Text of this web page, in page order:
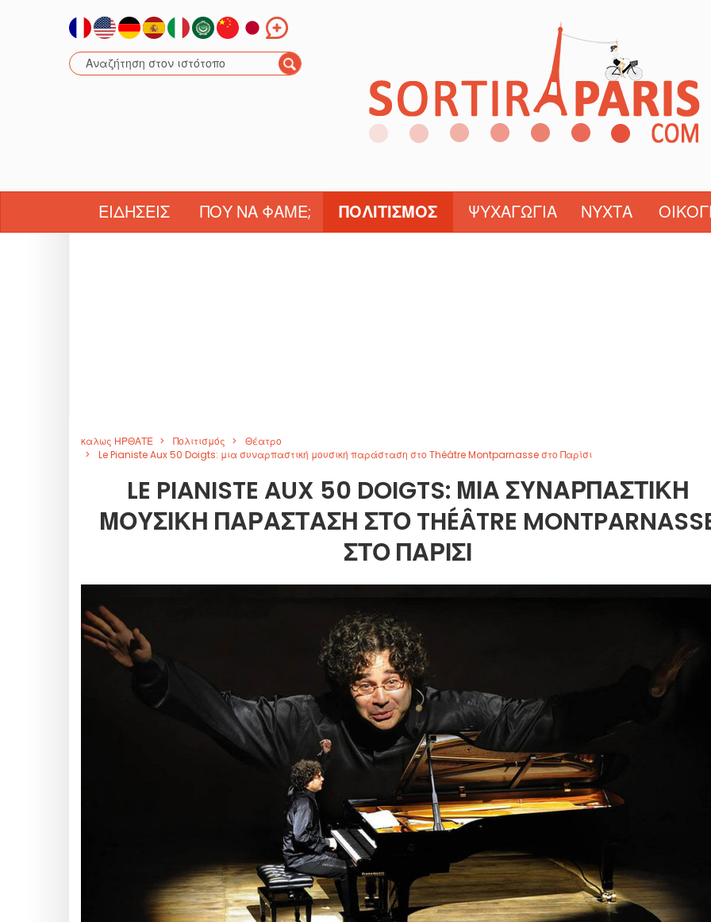
ΕΙΔΉΣΕΙΣ ΠΟΎ ΝΑ ΦΆΜΕ; ΠΟΛΙΤΙΣΜΌΣ ΨΥΧΑΓΩΓΊΑ ΝΎΧΤΑ
καλως ΗΡΘΑΤΕ Πολιτισμός
Θέατρο
Le Pianiste Aux 50 Doigts: μια συναρπαστική μουσική παράσταση στο Théâtre Montparnasse στο Παρίσι
LE PIANISTE AUX 50 DOIGTS: ΜΙΑ ΣΥΝΑΡΠΑΣΤΙΚΉ
ΜΟΥΣΙΚΉ ΠΑΡΆΣΤΑΣΗ ΣΤΟ THÉÂTRE
ΣΤΟ ΠΑΡΊΣΙ